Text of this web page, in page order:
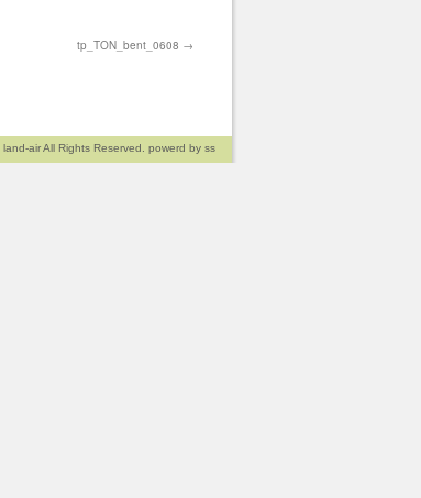
tp_TON_bent_0608
land-airAll Rights Reserved. powerd by ss